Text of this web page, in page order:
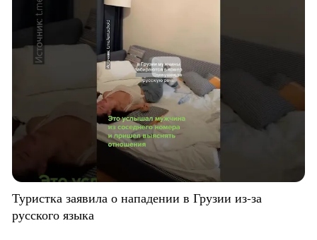
Туристка заявила о нападении в Грузии из-за
русского языка